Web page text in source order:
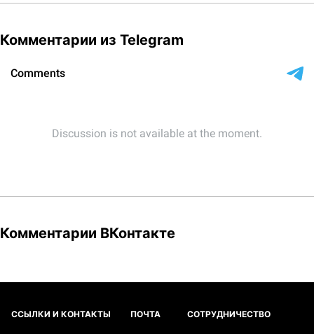
Комментарии из Telegram
Комментарии ВКонтакте
ССЫЛКИ И КОНТАКТЫ ПОЧТА СОТРУДНИЧЕСТВО